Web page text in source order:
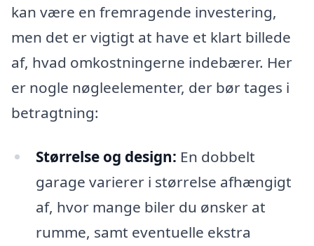
kan være en fremragende investering,
men det er vigtigt at have et klart billede
af, hvad omkostningerne indebærer. Her
er nogle nøgleelementer, der bør tages i
betragtning:
Størrelse og design: En dobbelt
garage varierer i størrelse afhængigt
af, hvor mange biler du ønsker at
rumme, samt eventuelle ekstra